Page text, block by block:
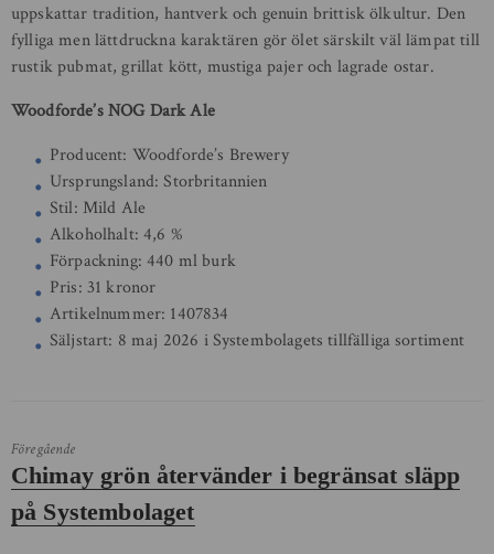
uppskattar tradition, hantverk och genuin brittisk ölkultur. Den
fylliga men lättdruckna karaktären gör ölet särskilt väl lämpat till
rustik pubmat, grillat kött, mustiga pajer och lagrade ostar.
Woodforde’s NOG Dark Ale
Producent: Woodforde’s Brewery
Ursprungsland: Storbritannien
Stil: Mild Ale
Alkoholhalt: 4,6 %
Förpackning: 440 ml burk
Pris: 31 kronor
Artikelnummer: 1407834
Säljstart: 8 maj 2026 i Systembolagets tillfälliga sortiment
Föregående
Föregående
inlägg:
Chimay grön återvänder i begränsat släpp
på Systembolaget